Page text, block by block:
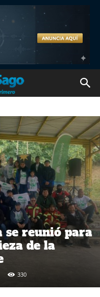
se reunió para
de la
330